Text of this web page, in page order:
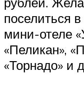
поселиться
мини-отеле
«Пеликан»,
«Торнадо» и